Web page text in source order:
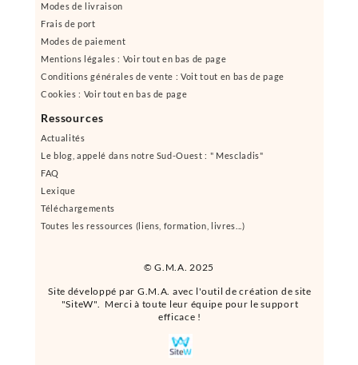
© G.M.A. 2025
Site développé par G.M.A. avec l'outil de création de site
"SiteW". Merci à toute leur équipe pour le support
efficace !
Modes de livraison
Frais de port
Modes de paiement
Mentions légales : Voir tout en bas de page
Conditions générales de vente : Voit tout en bas de page
Cookies : Voir tout en bas de page
Ressources
Actualités
Le blog, appelé dans notre Sud-Ouest : " Mescladis"
FAQ
Lexique
Téléchargements
Toutes les ressources (liens, formation, livres...)